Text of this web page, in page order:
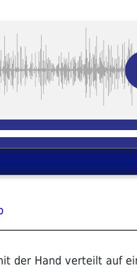
der Hand verteilt auf